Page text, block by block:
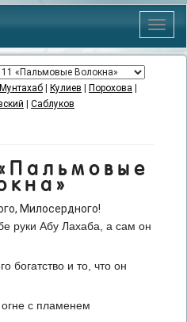
Меню
Кулиев Порохова
Саблуков
Милосердного!
руки Абу Лахаба, а сам он
богатство и то, что он
с пламенем